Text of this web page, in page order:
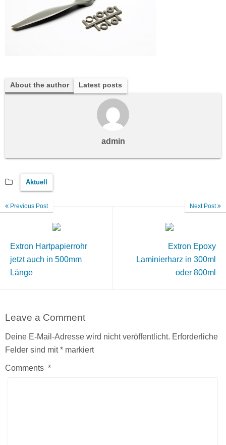
About the author Latest posts
admin
Aktuell
Previous Post
Extron Hartpapierrohr
jetzt auch in 500mm
Länge
Next Post
Extron Epoxy
Laminierharz in 300ml
oder 800ml
Leave a Comment
Deine E-Mail-Adresse wird nicht veröffentlicht. Erforderliche
Felder sind mit* markiert
Comments *